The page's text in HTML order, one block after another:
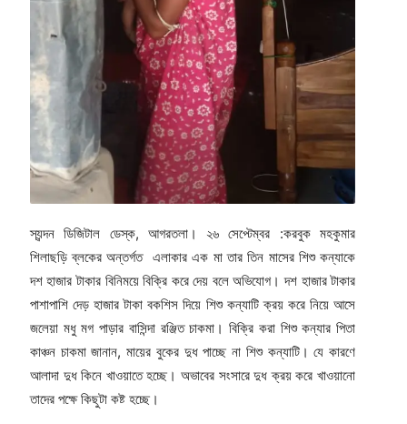
স্যন্দন ডিজিটাল ডেস্ক, আগরতলা। ২৬ সেপ্টেম্বর :করবুক মহকুমার
শিলাছড়ি ব্লকের অন্তর্গত এলাকার এক মা তার তিন মাসের শিশু কন্যাকে
দশ হাজার টাকার বিনিময়ে বিক্রি করে দেয় বলে অভিযোগ। দশ হাজার টাকার
পাশাপাশি দেড় হাজার টাকা বকশিস দিয়ে শিশু কন্যাটি ক্রয় করে নিয়ে আসে
জলেয়া মধু মগ পাড়ার বাসিন্দা রঞ্জিত চাকমা। বিক্রি করা শিশু কন্যার পিতা
কাঞ্চন চাকমা জানান, মায়ের বুকের দুধ পাচ্ছে না শিশু কন্যাটি। যে কারণে
আলাদা দুধ কিনে খাওয়াতে হচ্ছে। অভাবের সংসারে দুধ ক্রয় করে খাওয়ানো
তাদের পক্ষে কিছুটা কষ্ট হচ্ছে।